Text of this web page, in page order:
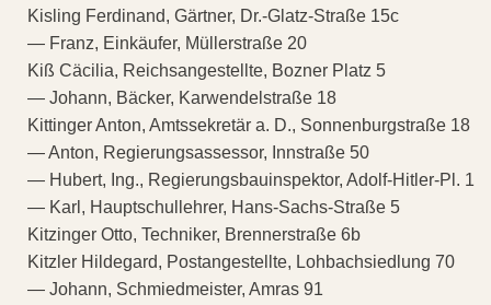
Kisling Ferdinand, Gärtner, Dr.-Glatz-Straße 15c
— Franz, Einkäufer, Müllerstraße 20
Kiß Cäcilia, Reichsangestellte, Bozner Platz 5
— Johann, Bäcker, Karwendelstraße 18
Kittinger Anton, Amtssekretär a. D., Sonnenburgstraße 18
— Anton, Regierungsassessor, Innstraße 50
— Hubert, Ing., Regierungsbauinspektor, Adolf-Hitler-Pl. 1
— Karl, Hauptschullehrer, Hans-Sachs-Straße 5
Kitzinger Otto, Techniker, Brennerstraße 6b
Kitzler Hildegard, Postangestellte, Lohbachsiedlung 70
— Johann, Schmiedmeister, Amras 91